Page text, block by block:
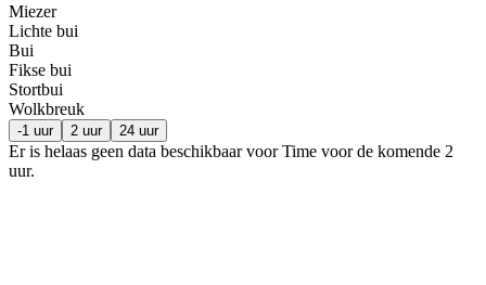
Miezer
Lichte bui
Bui
Fikse bui
Stortbui
Wolkbreuk
-1 uur 2 uur 24 uur
Er is helaas geen data beschikbaar voor Time voor de komende 2
uur.